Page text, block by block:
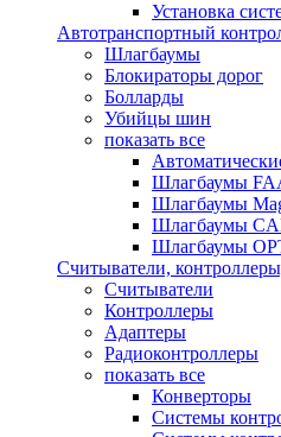
Установка
Автотранспортный
Шлагбаумы
Блокираторы дорог
Болларды
Убийцы шин
показать все
Шлагбаумы
Шлагбаумы
Шлагбаумы
Шлагбаумы
Считыватели,
Считыватели
Контроллеры
Адаптеры
Радиоконтроллеры
показать все
Конверторы
Системы